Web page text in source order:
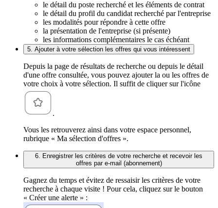
le détail du poste recherché et les éléments de contrat
le détail du profil du candidat recherché par l'entreprise
les modalités pour répondre à cette offre
la présentation de l'entreprise (si présente)
les informations complémentaires le cas échéant
5. Ajouter à votre sélection les offres qui vous intéressent
Depuis la page de résultats de recherche ou depuis le détail
d'une offre consultée, vous pouvez ajouter la ou les offres de
votre choix à votre sélection. Il suffit de cliquer sur l'icône
.
Vous les retrouverez ainsi dans votre espace personnel,
rubrique « Ma sélection d'offres ».
6. Enregistrer les critères de votre recherche et recevoir les
offres par e-mail (abonnement)
Gagnez du temps et évitez de ressaisir les critères de votre
recherche à chaque visite ! Pour cela, cliquez sur le bouton
« Créer une alerte » :